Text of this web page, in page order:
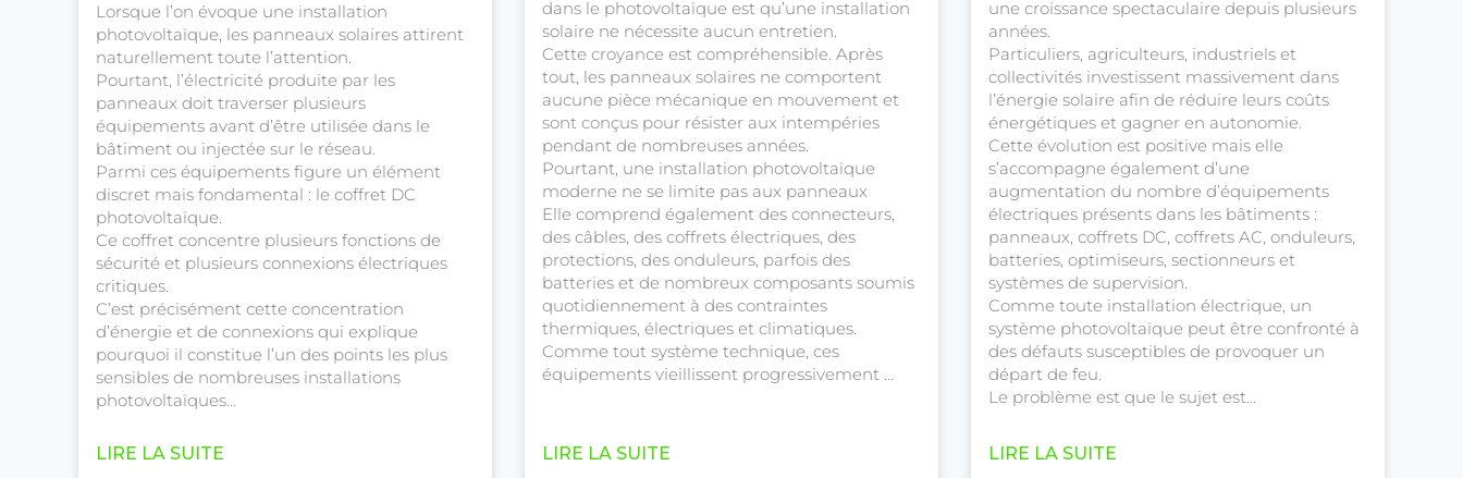
Lorsque l’on évoque une installation
photovoltaïque, les panneaux solaires attirent
naturellement toute l’attention.
Pourtant, l’électricité produite par les
panneaux doit traverser plusieurs
équipements avant d’être utilisée dans le
bâtiment ou injectée sur le réseau.
Parmi ces équipements figure un élément
discret mais fondamental : le coffret DC
photovoltaïque.
Ce coffret concentre plusieurs fonctions de
sécurité et plusieurs connexions électriques
critiques.
C’est précisément cette concentration
d’énergie et de connexions qui explique
pourquoi il constitue l’un des points les plus
sensibles de nombreuses installations
photovoltaïques…
LIRE LA SUITE
dans le photovoltaïque est qu’une installation
solaire ne nécessite aucun entretien.
Cette croyance est compréhensible. Après
tout, les panneaux solaires ne comportent
aucune pièce mécanique en mouvement et
sont conçus pour résister aux intempéries
pendant de nombreuses années.
Pourtant, une installation photovoltaïque
moderne ne se limite pas aux panneaux
Elle comprend également des connecteurs,
des câbles, des coffrets électriques, des
protections, des onduleurs, parfois des
batteries et de nombreux composants soumis
quotidiennement à des contraintes
thermiques, électriques et climatiques.
Comme tout système technique, ces
équipements vieillissent progressivement …
LIRE LA SUITE
une croissance spectaculaire depuis plusieurs
années.
Particuliers, agriculteurs, industriels et
collectivités investissent massivement dans
l’énergie solaire afin de réduire leurs coûts
énergétiques et gagner en autonomie.
Cette évolution est positive mais elle
s’accompagne également d’une
augmentation du nombre d’équipements
électriques présents dans les bâtiments :
panneaux, coffrets DC, coffrets AC, onduleurs,
batteries, optimiseurs, sectionneurs et
systèmes de supervision.
Comme toute installation électrique, un
système photovoltaïque peut être confronté à
des défauts susceptibles de provoquer un
départ de feu.
Le problème est que le sujet est…
LIRE LA SUITE